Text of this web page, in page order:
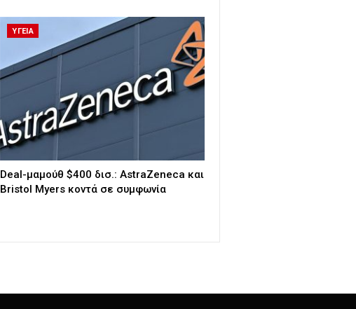
ΥΓΕΙΑ
Deal-μαμούθ $400 δισ.: AstraZeneca και
Bristol Myers κοντά σε συμφωνία